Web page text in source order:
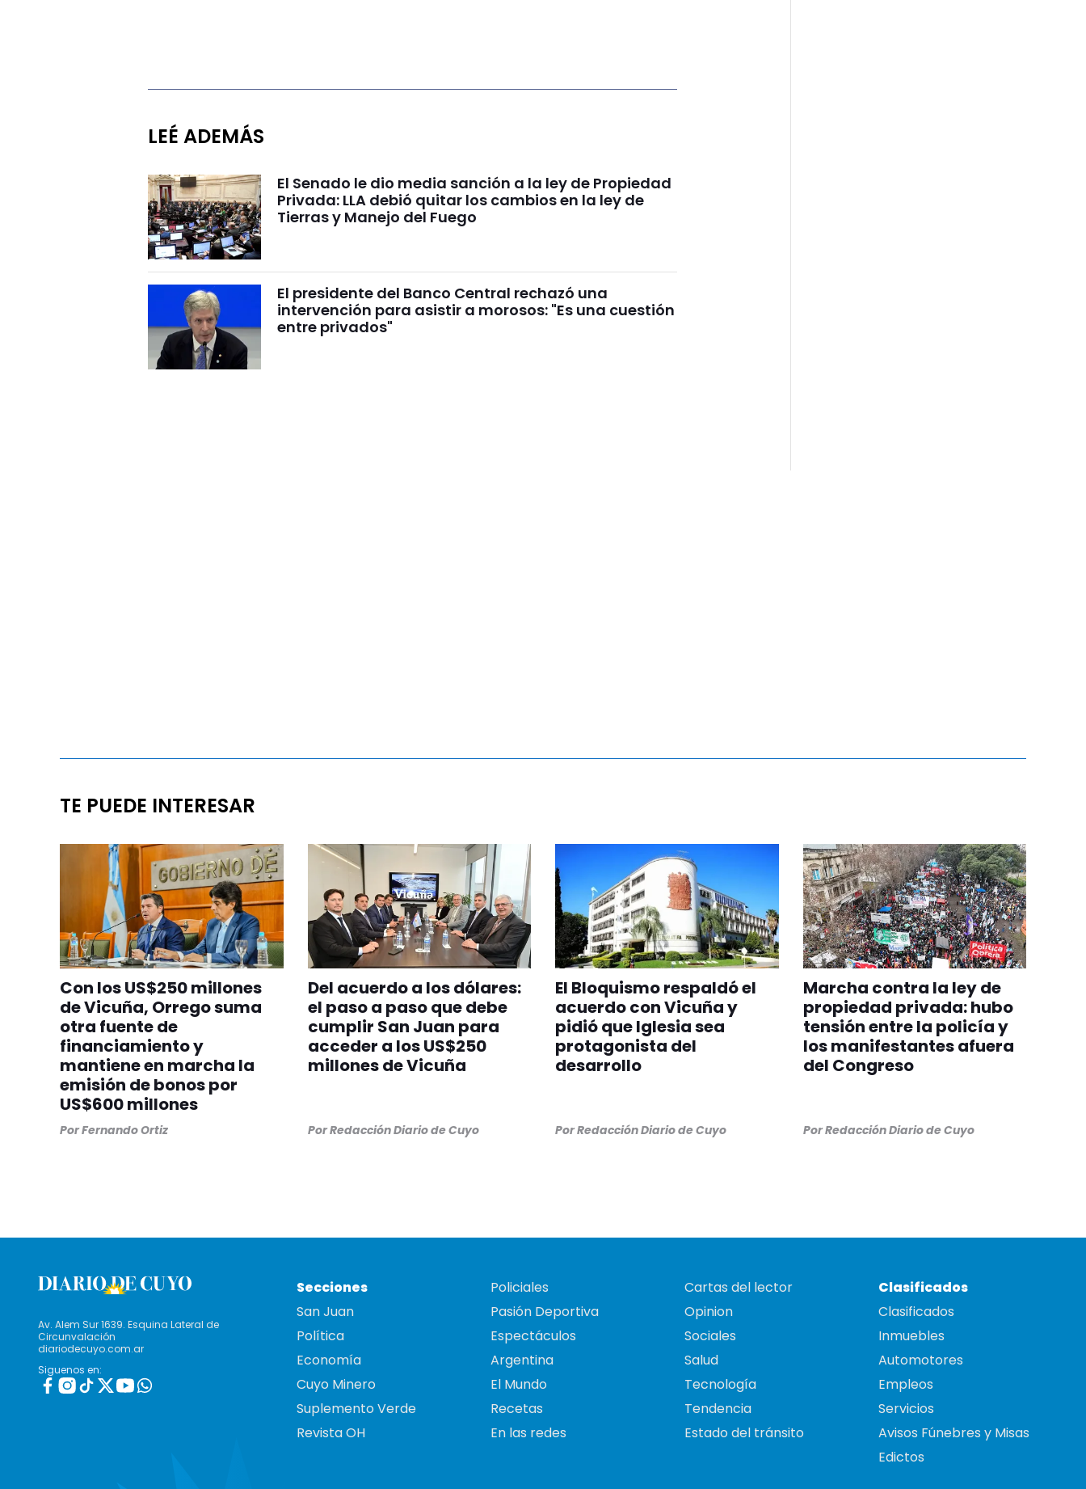
LEÉ ADEMÁS
El Senado le dio media sanción a la ley de Propiedad
Privada: LLA debió quitar los cambios en la ley de
Tierras y Manejo del Fuego
El presidente del Banco Central rechazó una
intervención para asistir a morosos: "Es una cuestión
entre privados"
TE PUEDE INTERESAR
Con los US$250 millones
de Vicuña, Orrego suma
otra fuente de
financiamiento y
mantiene en marcha la
emisión de bonos por
US$600 millones
PorFernando Ortiz
Del acuerdo a los dólares:
el paso a paso que debe
cumplir San Juan para
acceder a los US$250
millones de Vicuña
PorRedacción Diario de Cuyo
El Bloquismo respaldó el
acuerdo con Vicuña y
pidió que Iglesia sea
protagonista del
desarrollo
PorRedacción Diario de Cuyo
Marcha contra la ley de
propiedad privada: hubo
tensión entre la policía y
los manifestantes afuera
del Congreso
PorRedacción Diario de Cuyo
Av. Alem Sur 1639. Esquina Lateral de
Circunvalación
diariodecuyo.com.ar
Siguenos en:
Secciones
San Juan
Política
Economía
Cuyo Minero
Suplemento Verde
Revista OH
Policiales
Pasión Deportiva
Espectáculos
Argentina
El Mundo
Recetas
En las redes
Cartas del lector
Opinion
Sociales
Salud
Tecnología
Tendencia
Estado del tránsito
Clasificados
Clasificados
Inmuebles
Automotores
Empleos
Servicios
Avisos Fúnebres y Misas
Edictos